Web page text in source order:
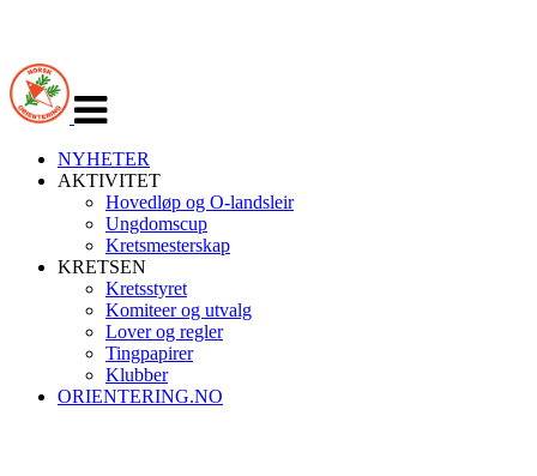
navigasjon
NYHETER
AKTIVITET
Hovedløp og O-landsleir
Ungdomscup
Kretsmesterskap
KRETSEN
Kretsstyret
Komiteer og utvalg
Lover og regler
Tingpapirer
Klubber
ORIENTERING.NO